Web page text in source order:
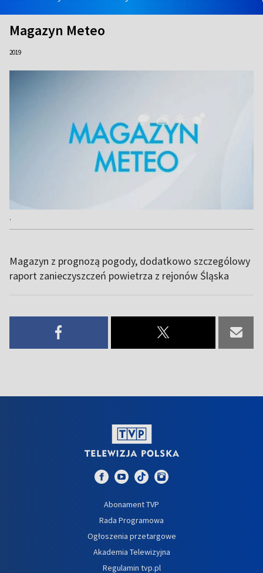
Magazyn Meteo
2019
.
Magazyn z prognozą pogody, dodatkowo szczególowy
raport zanieczyszczeń powietrza z rejonów Śląska
Abonament TVP
Rada Programowa
Ogłoszenia przetargowe
Akademia Telewizyjna
Regulamin tvp.pl